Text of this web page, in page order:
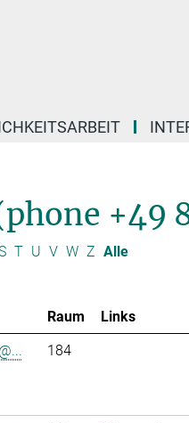
+49
T U V W Z Alle
Raum Links
184